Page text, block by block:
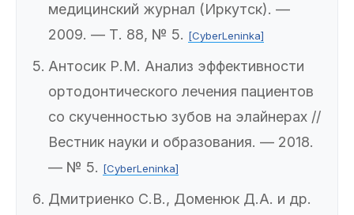
медицинский журнал (Иркутск). —
2009. — Т. 88, № 5. [CyberLeninka]
Антосик Р.М. Анализ эффективности
ортодонтического лечения пациентов
со скученностью зубов на элайнерах //
Вестник науки и образования. — 2018.
— № 5. [CyberLeninka]
Дмитриенко С.В., Доменюк Д.А. и др.